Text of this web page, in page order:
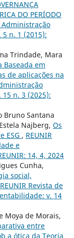
DO PERÍODO
Administração
n. 1 (2015):
Trindade, Mara
Baseada em
de aplicações na
n. 3 (2025):
Bruno Santana
Najberg, Os
ESG , REUNIR
e
14, 4, 2024
Cunha,
social,
REUNIR Revista de
v. 14
Moya de Morais,
entre
a ótica da Teoria